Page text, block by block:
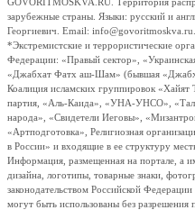
GOVORITMOSKVA.RU. Территория
зарубежные страны. Языки: русский и
Георгиевич. Email:
*Экстремистские и террористические
Федерации: «Правый сектор»,
«Джабхат Фатх аш-Шам» (бывшая
Коалиция исламских группировок
партия, «Аль-Каида», «УНА-УНСО»,
народа», «Свидетели Иеговы»,
«Артподготовка», Религиозная
в России» и входящие в ее структуру
Информация, размещенная на портале, а
дизайна, логотипы, товарные знаки,
законодательством Российской
могут быть использованы без разрешения